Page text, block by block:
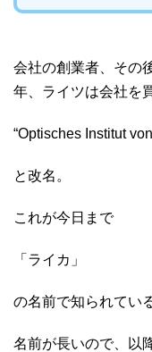
会社の創業者、その
年、ライツは会社を
“Optisches Institut
と改名。
これが今日まで
「ライカ」
の名前で知られてい
名前が長いので、以